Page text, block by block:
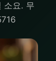
소요. 무